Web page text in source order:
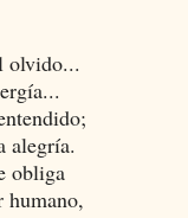
olvido...
alegría.
obliga
humano,